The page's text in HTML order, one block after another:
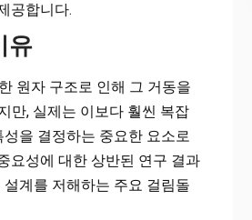
공합니다.
유
원자 구조로 인해 그 거동을
만, 실제는 이보다 훨씬 복잡
성을 결정하는 중요한 요소로
요성에 대한 상반된 연구 결과
계를 저해하는 주요 걸림돌